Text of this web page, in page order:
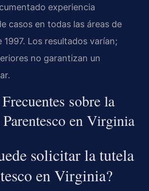
experiencia
casos en todas las áreas de
1997. Los resultados varían;
no garantizan un
sobre la
en Virginia
solicitar la tutela
en Virginia?